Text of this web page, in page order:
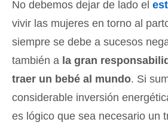
No debemos dejar de lado el
vivir las mujeres en torno al
siempre se debe a sucesos
también a la gran
traer un bebé al mundo. Si
considerable inversión
es lógico que sea necesario un